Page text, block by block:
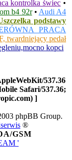
kontrolka świec •
b4 92r• Audi A4
podstawy
PRACA
twardniejący pedał
kopci
537.36
Safari/537.36;
]
phpBB Group.
®
GSM
'